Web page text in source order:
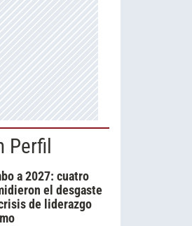
Perfil
a 2027: cuatro
el desgaste
de liderazgo